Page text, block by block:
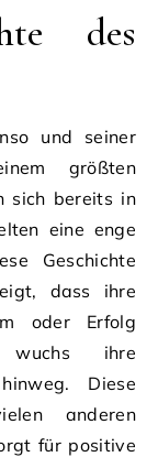
des
und seiner
größten
sich bereits in
eine enge
Geschichte
dass ihre
oder Erfolg
wuchs ihre
Diese
anderen
für positive